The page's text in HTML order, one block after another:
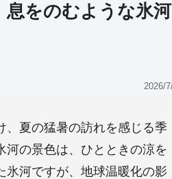
息をのむような氷河
2026/
、夏の猛暑の訪れを感じる季
の景色は、ひとときの涼を
氷河ですが、地球温暖化の影